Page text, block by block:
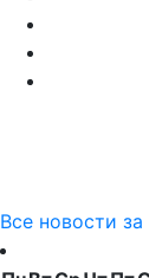
Все новости за